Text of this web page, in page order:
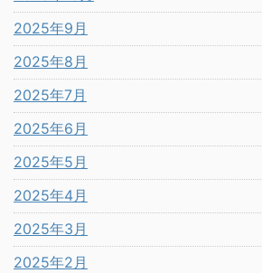
2025年9月
2025年8月
2025年7月
2025年6月
2025年5月
2025年4月
2025年3月
2025年2月